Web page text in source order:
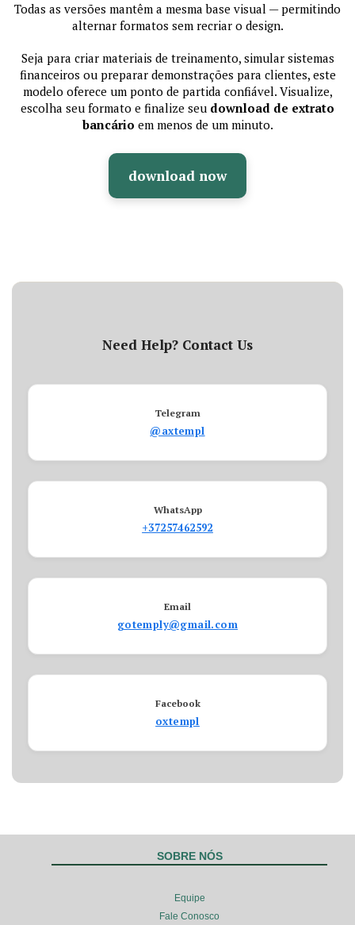
Todas as versões mantêm a mesma base visual — permitindo
alternar formatos sem recriar o design.
Seja para criar materiais de treinamento, simular sistemas
financeiros ou preparar demonstrações para clientes, este
modelo oferece um ponto de partida confiável. Visualize,
escolha seu formato e finalize seu download de extrato
bancário em menos de um minuto.
download now
Need Help? Contact Us
Telegram
@axtempl
WhatsApp
+37257462592
Email
gotemply@gmail.com
Facebook
oxtempl
SOBRE NÓS
Equipe
Fale Conosco